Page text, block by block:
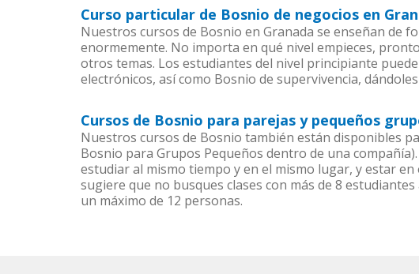
Curso particular de Bosnio de negocios en
Nuestros cursos de Bosnio en Granada se enseñan de
enormemente. No importa en qué nivel empieces,
otros temas. Los estudiantes del nivel principiante
electrónicos, así como Bosnio de supervivencia,
Cursos de Bosnio para parejas y pequeños
Nuestros cursos de Bosnio también están disponibles
Bosnio para Grupos Pequeños dentro de una
estudiar al mismo tiempo y en el mismo lugar, y estar
sugiere que no busques clases con más de 8
un máximo de 12 personas.